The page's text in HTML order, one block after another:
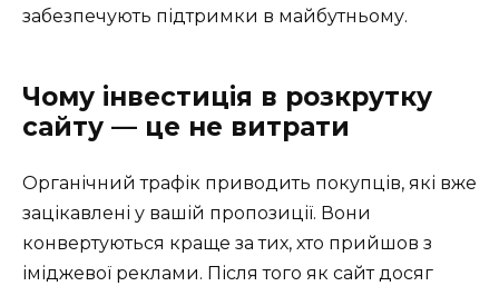
забезпечують підтримки в майбутньому.
Чому інвестиція в розкрутку
сайту — це не витрати
Органічний трафік приводить покупців, які вже
зацікавлені у вашій пропозиції. Вони
конвертуються краще за тих, хто прийшов з
іміджевої реклами. Після того як сайт досяг